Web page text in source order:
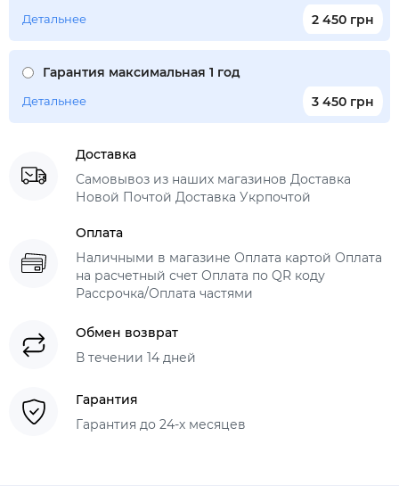
2 450 грн
Детальнее
Гарантия максимальная 1 год
3 450 грн
Детальнее
Доставка
Самовывоз из наших магазинов Доставка
Новой Почтой Доставка Укрпочтой
Оплата
Наличными в магазине Оплата картой Оплата
на расчетный счет Оплата по QR коду
Рассрочка/Оплата частями
Обмен возврат
В течении 14 дней
Гарантия
Гарантия до 24-х месяцев